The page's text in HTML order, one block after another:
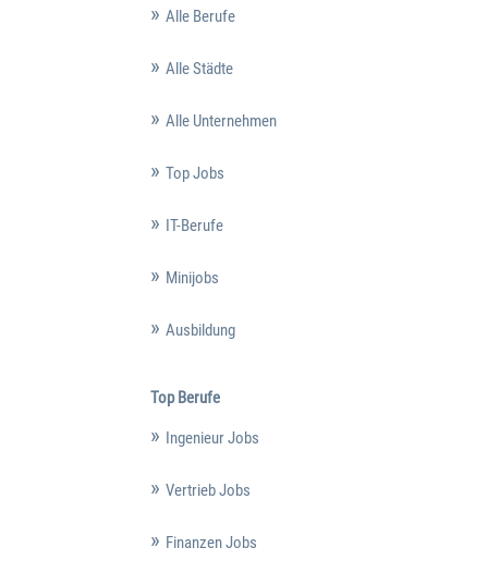
Alle Berufe
Alle Städte
Alle Unternehmen
Top Jobs
IT-Berufe
Minijobs
Ausbildung
Top Berufe
Ingenieur Jobs
Vertrieb Jobs
Finanzen Jobs